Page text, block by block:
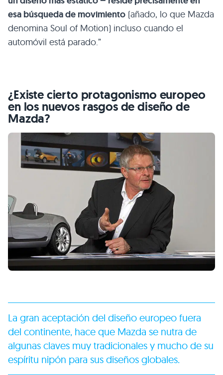
esa búsqueda de movimiento (añado, lo que Mazda
denomina Soul of Motion) incluso cuando el
automóvil está parado.”
¿Existe cierto protagonismo europeo
en los nuevos rasgos de diseño de
Mazda?
La gran aceptación del diseño europeo fuera
del continente, hace que Mazda se nutra de
algunas claves muy tradicionales y mucho de su
espíritu nipón para sus diseños globales.